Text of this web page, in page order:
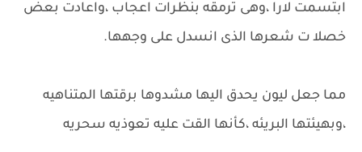
ابتسمت لارا ،وهى ترمقه بنظرات اعجاب ،واعادت بعض
خصلا ت شعرها الذى انسدل على وجهها.
مما جعل ليون يحدق اليها مشدوها برقتها المتناهيه
،وبهيئتها البريئه ،كأنها القت عليه تعوذيه سحريه